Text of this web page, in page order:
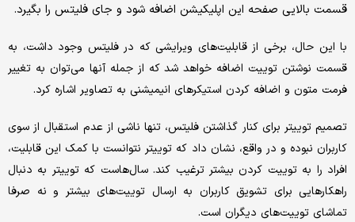
قسمت بالایی صفحه این اپلیکیشن اضافه شود و جای فلیتس را بگیرد.
با این حال، برخی از قابلیت‌های ویرایشی که در فلیتس وجود داشت، به
قسمت نوشتن توییت اضافه خواهد شد که از جمله آنها می‌توان به تغییر
فرمت متون و اضافه کردن استیکرهای انیمیشنی به تصاویر اشاره کرد.
تصمیم توییتر برای کنار گذاشتن فلیتس، تنها ناشی از عدم استقبال از سوی
کاربران نبوده و در واقع، نشان داد که توییتر نتوانست با کمک این قابلیت،
افراد را به توییت کردن بیشتر ترغیب کند. سال‌هاست که توییتر به دنبال
راهکارهایی برای تشویق کاربران به ارسال توییت‌های بیشتر و نه صرفا
تماشای توییت‌های دیگران است.